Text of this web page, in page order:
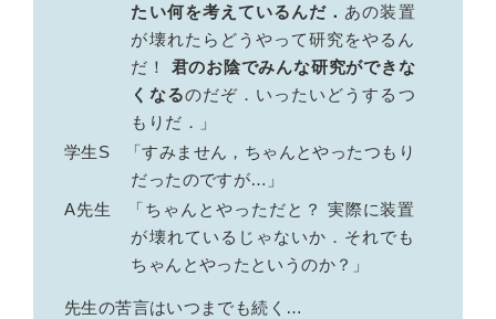
たい何を考えているんだ． あの装置
が壊れたらどうやって研究をやるん
だ！ 君のお陰でみんな研究ができな
くなるのだぞ．いったいどうするつ
もりだ．」
学生S
「すみません，ちゃんとやったつもり
だったのですが…」
A先生
「ちゃんとやっただと？ 実際に装置
が壊れているじゃないか．それでも
ちゃんとやったというのか？」
先生の苦言はいつまでも続く…